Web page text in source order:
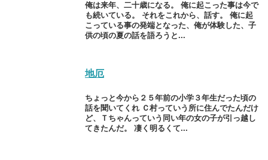
俺は来年、二十歳になる。 俺に起こった事は今で
も続いている。 それをこれから、話す。 俺に起
こっている事の発端となった、俺が体験した、子
供の頃の夏の話を語ろうと...
地厄
ちょっと今から２５年前の小学３年生だった頃の
話を聞いてくれ Ｃ村っていう所に住んでたんだけ
ど、Ｔちゃんっていう同い年の女の子が引っ越し
てきたんだ。 凄く明るくて...